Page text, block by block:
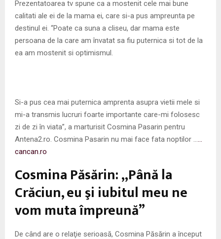
Prezentatoarea tv spune ca a mostenit cele mai bune
calitati ale ei de la mama ei, care si-a pus ampreunta pe
destinul ei. “Poate ca suna a cliseu, dar mama este
persoana de la care am învatat sa fiu puternica si tot de la
ea am mostenit si optimismul.
Si-a pus cea mai puternica amprenta asupra vietii mele si
mi-a transmis lucruri foarte importante care-mi folosesc
zi de zi în viata”, a marturisit Cosmina Pasarin pentru
Antena2.ro. Cosmina Pasarin nu mai face fata noptilor …
cancan.ro
Cosmina Păsărin: ,,Până la
Crăciun, eu şi iubitul meu ne
vom muta împreună”
De când are o relaţie serioasă, Cosmina Păsărin a început